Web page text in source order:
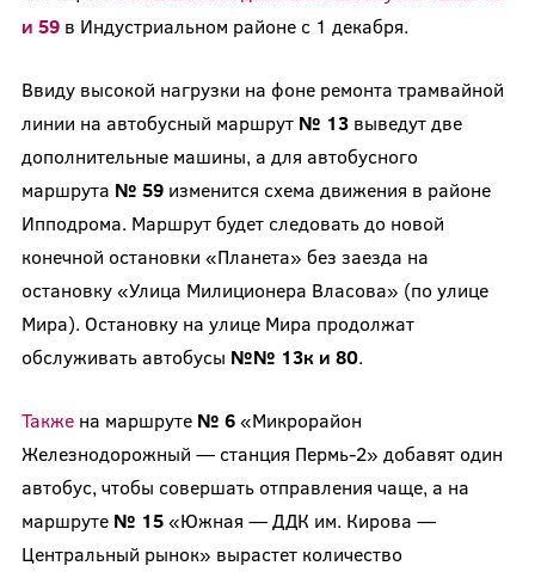
и 59в Индустриальном районе с 1 декабря.
Ввиду высокой нагрузки на фоне ремонта трамвайной
линии на автобусный маршрут № 13выведут две
дополнительные машины, а для автобусного
маршрута № 59изменится схема движения в районе
Ипподрома. Маршрут будет следовать до новой
конечной остановки «Планета» без заезда на
остановку «Улица Милиционера Власова» (по улице
Мира). Остановку на улице Мира продолжат
обслуживать автобусы №№ 13к и 80.
Такжена маршруте № 6«Микрорайон
Железнодорожный — станция Пермь-2» добавят один
автобус, чтобы совершать отправления чаще, а на
маршруте № 15«Южная — ДДК им. Кирова —
Центральный рынок» вырастет количество